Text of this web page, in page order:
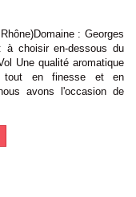
: Georges
à choisir en-dessous du
Une qualité aromatique
tout en finesse et en
avons l'occasion de